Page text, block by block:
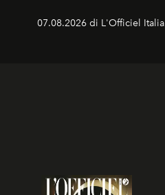
07.08.2026 di L'Officiel Italia